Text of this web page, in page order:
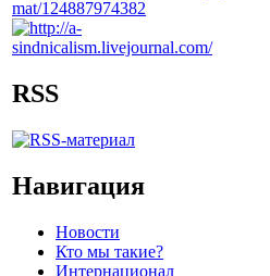
RSS
Навигация
Новости
Кто мы такие?
Интернационал